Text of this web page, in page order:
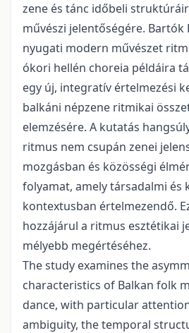
zene és tánc időbeli
művészi jelentőségére. Bartók
nyugati modern művészet
ókori hellén choreia példáira
egy új, integratív értelmezési
balkáni népzene ritmikai
elemzésére. A kutatás
ritmus nem csupán zenei
mozgásban és közösségi
folyamat, amely társadalmi és
kontextusban értelmezendő.
hozzájárul a ritmus esztétikai
mélyebb megértéséhez.
The study examines the
characteristics of Balkan folk
dance, with particular
ambiguity, the temporal